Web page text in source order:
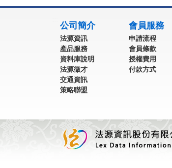
公司簡介
法源資訊
產品服務
資料庫說明
法源徵才
交通資訊
策略聯盟
會員服務
申請流程
會員條款
授權費用
付款方式